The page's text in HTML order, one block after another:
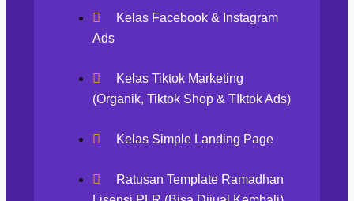
Kelas Facebook & Instagram
Ads
Kelas Tiktok Marketing
(Organik, Tiktok Shop & TIktok Ads)
Kelas Simple Landing Page
Ratusan Template Ramadhan